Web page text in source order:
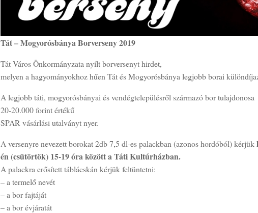
Tát – Mogyorósbánya Borverseny 2019
Tát Város Önkormányzata nyílt borversenyt hirdet,
melyen a hagyományokhoz hűen Tát és Mogyorósbánya legjobb borai
A legjobb táti, mogyorósbányai és vendégtelepülésről származó bor tulajdonosa
20-20.000 forint értékű
SPAR vásárlási utalványt nyer.
A versenyre nevezett borokat 2db 7,5 dl-es palackban (azonos hordóból) kérjük
én (csütörtök) 15-19 óra között a Táti Kultúrházban.
A palackra erősített táblácskán kérjük feltüntetni:
– a termelő nevét
– a bor fajtáját
– a bor évjáratát